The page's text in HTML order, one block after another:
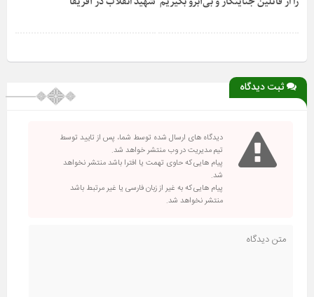
ثبت دیدگاه
دیدگاه های ارسال شده توسط شما، پس از تایید توسط
تیم مدیریت در وب منتشر خواهد شد.
پیام هایی که حاوی تهمت یا افترا باشد منتشر نخواهد
شد.
پیام هایی که به غیر از زبان فارسی یا غیر مرتبط باشد
منتشر نخواهد شد.